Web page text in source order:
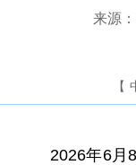
来源
【
2026年6月